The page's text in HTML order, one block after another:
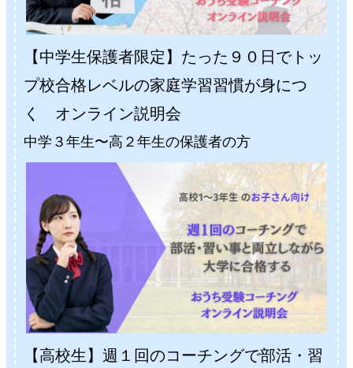
【中学生保護者限定】たった９０日でトッ
プ校合格レベルの家庭学習習慣が身につ
く オンライン説明会
中学３年生〜高２年生の保護者の方
【高校生】週１回のコーチングで部活・習